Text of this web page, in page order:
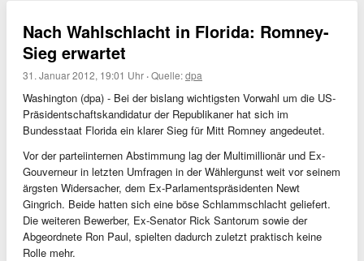
Nach Wahlschlacht in Florida: Romney-
Sieg erwartet
31. Januar 2012, 19:01 Uhr ·Quelle:dpa
Washington (dpa) - Bei der bislang wichtigsten Vorwahl um die US-
Präsidentschaftskandidatur der Republikaner hat sich im
Bundesstaat Florida ein klarer Sieg für Mitt Romney angedeutet.
Vor der parteiinternen Abstimmung lag der Multimillionär und Ex-
Gouverneur in letzten Umfragen in der Wählergunst weit vor seinem
ärgsten Widersacher, dem Ex-Parlamentspräsidenten Newt
Gingrich. Beide hatten sich eine böse Schlammschlacht geliefert.
Die weiteren Bewerber, Ex-Senator Rick Santorum sowie der
Abgeordnete Ron Paul, spielten dadurch zuletzt praktisch keine
Rolle mehr.